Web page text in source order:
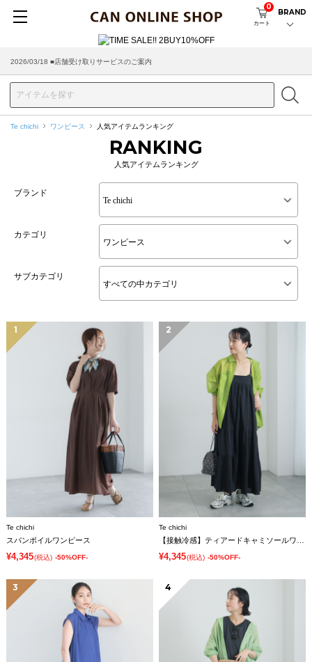
カート
0
BRAND
2026/03/18 ■店舗受け取りサービスのご案内
Te chichi ワンピース 人気アイテムランキング
RANKING
人気アイテムランキング
ブランド
カテゴリ
サブカテゴリ
1
Te chichi
スパンボイルワンピース
¥4,345(税込) -50%OFF-
2
Te chichi
¥4,345(税込) -50%OFF-
3 4